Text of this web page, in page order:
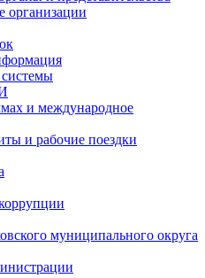
организации
и международное
и рабочие поездки
муниципального округа